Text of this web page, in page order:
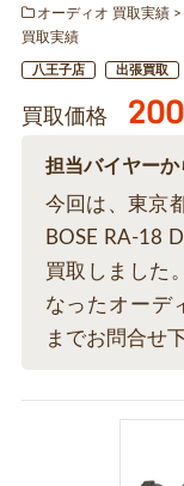
オーディオ 買取実績
買取実績
八王子店 出張買取
買取価格
担当バイヤーか
今回は、東京
BOSE RA-18
買取しました
なったオーデ
までお問合せ